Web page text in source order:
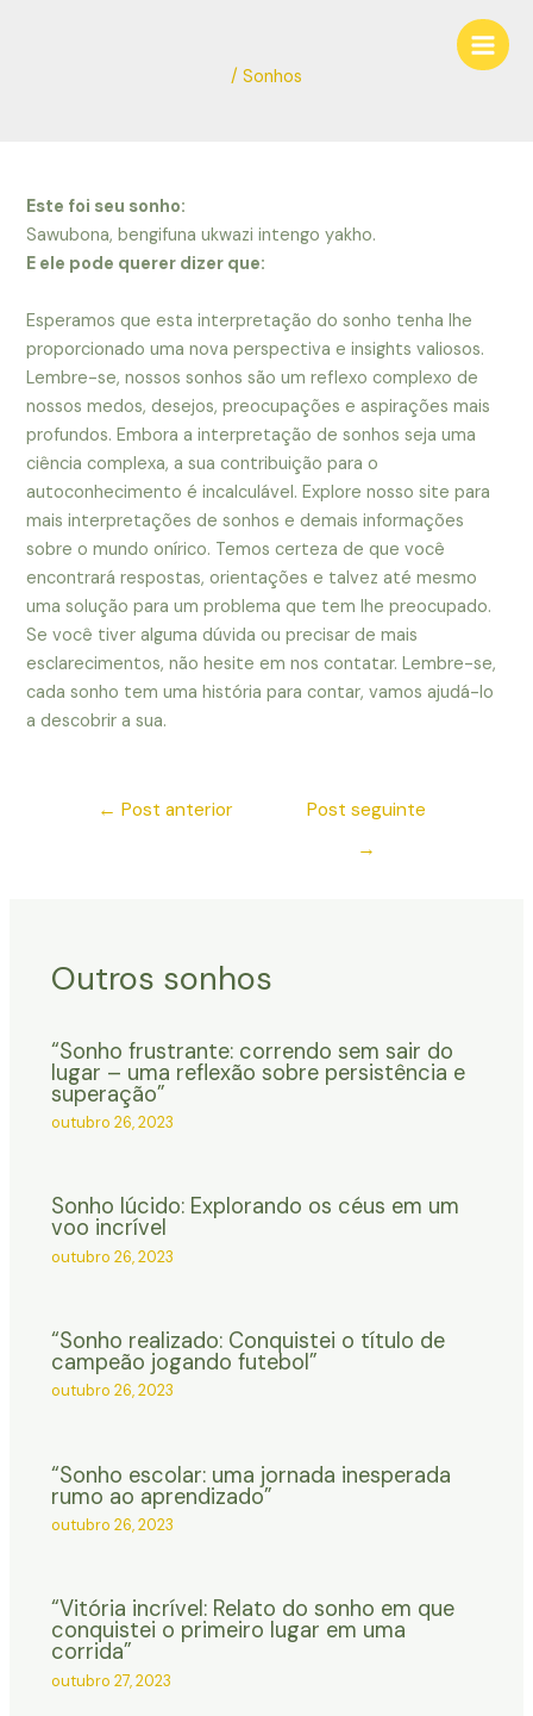
Main
/ Sonhos
Este foi seu sonho:
Sawubona, bengifuna ukwazi intengo yakho.
E ele pode querer dizer que:
Esperamos que esta interpretação do sonho tenha lhe
proporcionado uma nova perspectiva e insights valiosos.
Lembre-se, nossos sonhos são um reflexo complexo de
nossos medos, desejos, preocupações e aspirações mais
profundos. Embora a interpretação de sonhos seja uma
ciência complexa, a sua contribuição para o
autoconhecimento é incalculável. Explore nosso site para
mais interpretações de sonhos e demais informações
sobre o mundo onírico. Temos certeza de que você
encontrará respostas, orientações e talvez até mesmo
uma solução para um problema que tem lhe preocupado.
Se você tiver alguma dúvida ou precisar de mais
esclarecimentos, não hesite em nos contatar. Lembre-se,
cada sonho tem uma história para contar, vamos ajudá-lo
a descobrir a sua.
← Post anterior
Post seguinte
→
Outros sonhos
“Sonho frustrante: correndo sem sair do
lugar – uma reflexão sobre persistência e
superação”
outubro 26, 2023
Sonho lúcido: Explorando os céus em um
voo incrível
outubro 26, 2023
“Sonho realizado: Conquistei o título de
campeão jogando futebol”
outubro 26, 2023
“Sonho escolar: uma jornada inesperada
rumo ao aprendizado”
outubro 26, 2023
“Vitória incrível: Relato do sonho em que
conquistei o primeiro lugar em uma
corrida”
outubro 27, 2023